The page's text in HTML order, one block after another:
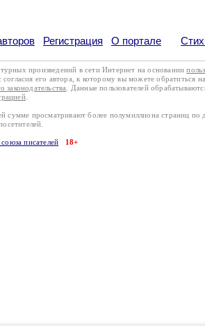
Регистрация О портале
произведений в сети Интернет на основании
его автора, к которому вы можете обратиться
законодательства . Данные пользователей
.
сумме просматривают более полумиллиона страниц
писателей 18+